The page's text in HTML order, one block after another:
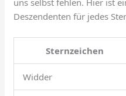
uns selbst fehlen. Hier ist
Deszendenten für jedes
Sternzeichen
Widder